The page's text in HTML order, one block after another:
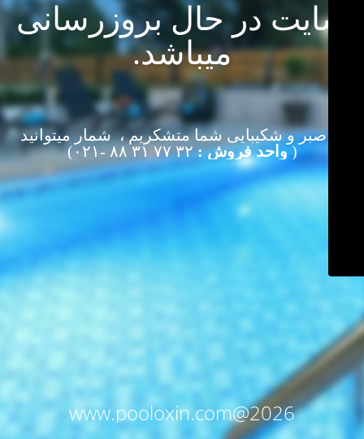
سایت در حال بروزرسانی
میباشد.
از صبر و شکیبایی شما متشکریم ، شمار میتوانید
( واحد فروش :۳۲ ۷۷ ۳۱ ۸۸ -۰۲۱)
www.pooloxin.com@2026